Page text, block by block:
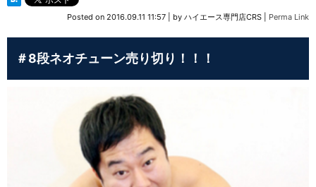
Posted on 2016.09.11 11:57 by ハイエース専門店CRS Perma Link
＃8段ネオチューン売り切り！！！